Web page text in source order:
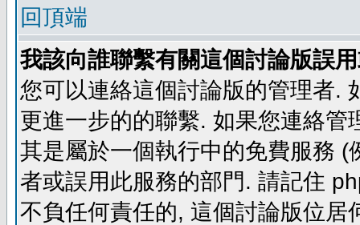
回頂端
我該向誰聯繫有關這個討論版誤
您可以連絡這個討論版的管理者.
更進一步的的聯繫. 如果您連絡
其是屬於一個執行中的免費服務
者或誤用此服務的部門. 請記住
不負任何責任的, 這個討論版位